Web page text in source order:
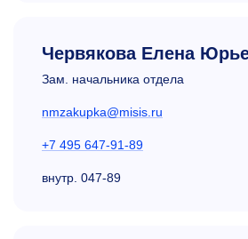
Червякова Елена
Зам. начальника отдела
nmzakupka@misis.ru
+7 495 647-91-89
внутр. 047-89